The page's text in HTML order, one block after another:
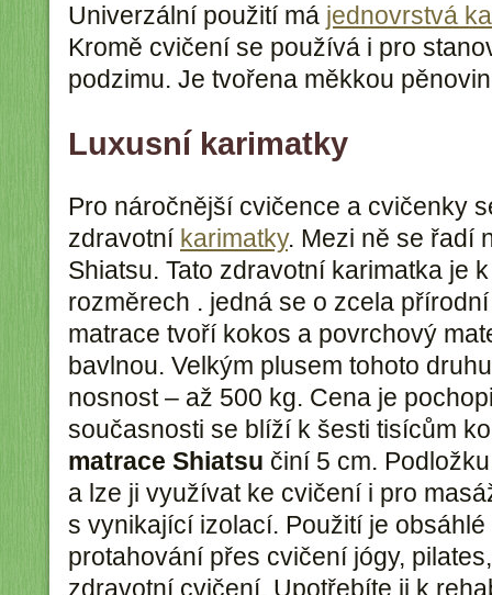
Univerzální použití má jednovrstvá
Kromě cvičení se používá i pro
podzimu. Je tvořena měkkou
Luxusní karimatky
Pro náročnější cvičence a cvičenky
zdravotní karimatky. Mezi ně se řadí
Shiatsu. Tato zdravotní karimatka je
rozměrech . jedná se o zcela
matrace tvoří kokos a povrchový
bavlnou. Velkým plusem tohoto
nosnost – až 500 kg. Cena je
současnosti se blíží k šesti tisícům
matrace Shiatsu činí 5 cm.
a lze ji využívat ke cvičení i pro
s vynikající izolací. Použití je
protahování přes cvičení jógy,
zdravotní cvičení. Upotřebíte ji k